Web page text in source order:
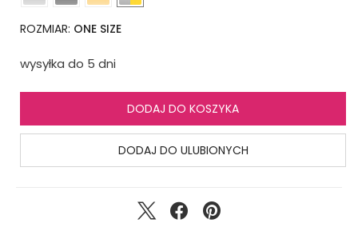
ROZMIAR: ONE SIZE
wysyłka do 5 dni
DODAJ DO KOSZYKA
DODAJ DO ULUBIONYCH